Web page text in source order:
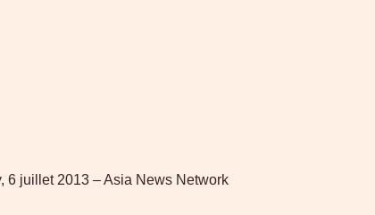
6 juillet 2013 – Asia News Network